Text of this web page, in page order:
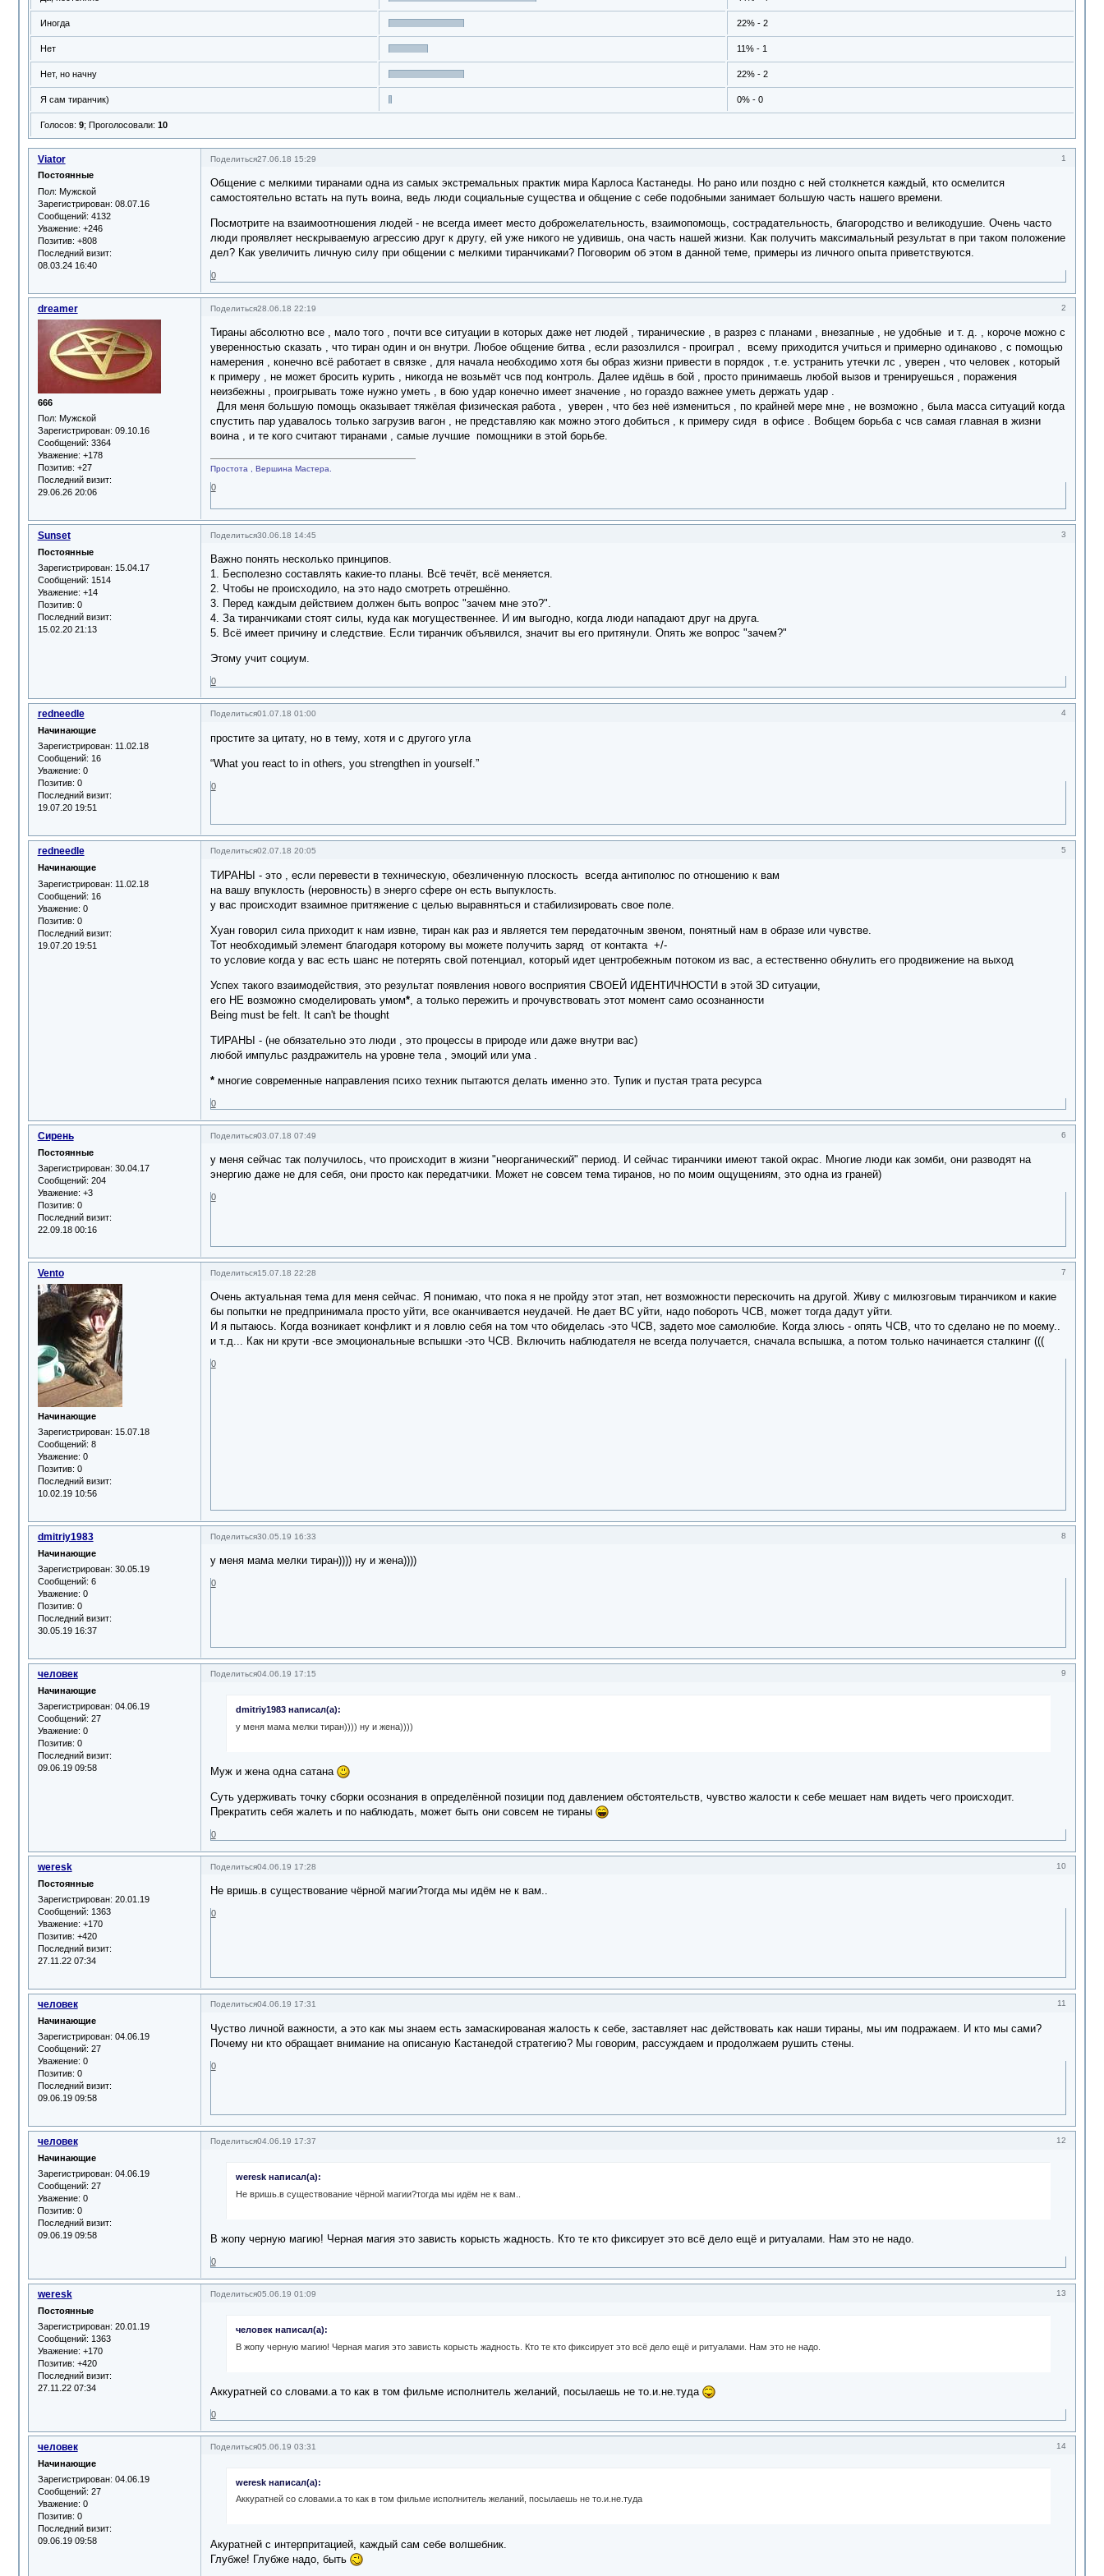
Иногда 22% - 2
Нет 11% - 1
Нет, но начну 22% - 2
Я сам тиранчик) 0% - 0
Голосов: 9; Проголосовали: 10
Поделиться 1
27.06.18 15:29
Viator
Постоянные
Пол: Мужской
Зарегистрирован: 08.07.16
Сообщений: 4132
Уважение: +246
Позитив: +808
Последний визит:
08.03.24 16:40
Общение с мелкими тиранами одна из самых экстремальных практик мира Карлоса Кастанеды. Но рано или поздно с ней столкнется каждый, кто осмелится
самостоятельно встать на путь воина, ведь люди социальные существа и общение с себе подобными занимает большую часть нашего времени.
Посмотрите на взаимоотношения людей - не всегда имеет место доброжелательность, взаимопомощь, сострадательность, благородство и великодушие. Очень часто
люди проявляет нескрываемую агрессию друг к другу, ей уже никого не удивишь, она часть нашей жизни. Как получить максимальный результат в при таком положение
дел? Как увеличить личную силу при общении с мелкими тиранчиками? Поговорим об этом в данной теме, примеры из личного опыта приветствуются.
0
Поделиться 2
28.06.18 22:19
dreamer
666
Пол: Мужской
Зарегистрирован: 09.10.16
Сообщений: 3364
Уважение: +178
Позитив: +27
Последний визит:
29.06.26 20:06
Тираны абсолютно все , мало того , почти все ситуации в которых даже нет людей , тиранические , в разрез с планами , внезапные , не удобные и т. д. , короче можно с
уверенностью сказать , что тиран один и он внутри. Любое общение битва , если разозлился - проиграл , всему приходится учиться и примерно одинаково , с помощью
намерения , конечно всё работает в связке , для начала необходимо хотя бы образ жизни привести в порядок , т.е. устранить утечки лс , уверен , что человек , который
к примеру , не может бросить курить , никогда не возьмёт чсв под контроль. Далее идёшь в бой , просто принимаешь любой вызов и тренируешься , поражения
неизбежны , проигрывать тоже нужно уметь , в бою удар конечно имеет значение , но гораздо важнее уметь держать удар .
Для меня большую помощь оказывает тяжёлая физическая работа , уверен , что без неё измениться , по крайней мере мне , не возможно , была масса ситуаций когда
спустить пар удавалось только загрузив вагон , не представляю как можно этого добиться , к примеру сидя в офисе . Вобщем борьба с чсв самая главная в жизни
воина , и те кого считают тиранами , самые лучшие помощники в этой борьбе.
Простота , Вершина Мастера.
0
Поделиться 3
30.06.18 14:45
Sunset
Постоянные
Зарегистрирован: 15.04.17
Сообщений: 1514
Уважение: +14
Позитив: 0
Последний визит:
15.02.20 21:13
Важно понять несколько принципов.
1. Бесполезно составлять какие-то планы. Всё течёт, всё меняется.
2. Чтобы не происходило, на это надо смотреть отрешённо.
3. Перед каждым действием должен быть вопрос "зачем мне это?".
4. За тиранчиками стоят силы, куда как могущественнее. И им выгодно, когда люди нападают друг на друга.
5. Всё имеет причину и следствие. Если тиранчик объявился, значит вы его притянули. Опять же вопрос "зачем?"
Этому учит социум.
0
Поделиться 4
01.07.18 01:00
redneedle
Начинающие
Зарегистрирован: 11.02.18
Сообщений: 16
Уважение: 0
Позитив: 0
Последний визит:
19.07.20 19:51
простите за цитату, но в тему, хотя и с другого угла
“What you react to in others, you strengthen in yourself.”
0
Поделиться 5
02.07.18 20:05
redneedle
Начинающие
Зарегистрирован: 11.02.18
Сообщений: 16
Уважение: 0
Позитив: 0
Последний визит:
19.07.20 19:51
ТИРАНЫ - это , если перевести в техническую, обезличенную плоскость всегда антиполюс по отношению к вам
на вашу впуклость (неровность) в энерго сфере он есть выпуклость.
у вас происходит взаимное притяжение с целью выравняться и стабилизировать свое поле.
Хуан говорил сила приходит к нам извне, тиран как раз и является тем передаточным звеном, понятный нам в образе или чувстве.
Тот необходимый элемент благодаря которому вы можете получить заряд от контакта +/-
то условие когда у вас есть шанс не потерять свой потенциал, который идет центробежным потоком из вас, а естественно обнулить его продвижение на выход
Успех такого взаимодействия, это результат появления нового восприятия СВОЕЙ ИДЕНТИЧНОСТИ в этой 3D ситуации,
его НЕ возможно смоделировать умом*, а только пережить и прочувствовать этот момент само осознанности
Being must be felt. It can't be thought
ТИРАНЫ - (не обязательно это люди , это процессы в природе или даже внутри вас)
любой импульс раздражитель на уровне тела , эмоций или ума .
*многие современные направления психо техник пытаются делать именно это. Тупик и пустая трата ресурса
0
Поделиться 6
03.07.18 07:49
Сирень
Постоянные
Зарегистрирован: 30.04.17
Сообщений: 204
Уважение: +3
Позитив: 0
Последний визит:
22.09.18 00:16
у меня сейчас так получилось, что происходит в жизни "неорганический" период. И сейчас тиранчики имеют такой окрас. Многие люди как зомби, они разводят на
энергию даже не для себя, они просто как передатчики. Может не совсем тема тиранов, но по моим ощущениям, это одна из граней)
0
Поделиться 7
15.07.18 22:28
Vento
Начинающие
Зарегистрирован: 15.07.18
Сообщений: 8
Уважение: 0
Позитив: 0
Последний визит:
10.02.19 10:56
Очень актуальная тема для меня сейчас. Я понимаю, что пока я не пройду этот этап, нет возможности перескочить на другой. Живу с милюзговым тиранчиком и какие
бы попытки не предпринимала просто уйти, все оканчивается неудачей. Не дает ВС уйти, надо побороть ЧСВ, может тогда дадут уйти.
И я пытаюсь. Когда возникает конфликт и я ловлю себя на том что обиделась -это ЧСВ, задето мое самолюбие. Когда злюсь - опять ЧСВ, что то сделано не по моему..
и т.д... Как ни крути -все эмоциональные вспышки -это ЧСВ. Включить наблюдателя не всегда получается, сначала вспышка, а потом только начинается сталкинг (((
0
Поделиться 8
30.05.19 16:33
dmitriy1983
Начинающие
Зарегистрирован: 30.05.19
Сообщений: 6
Уважение: 0
Позитив: 0
Последний визит:
30.05.19 16:37
у меня мама мелки тиран)))) ну и жена))))
0
Поделиться 9
04.06.19 17:15
человек
Начинающие
Зарегистрирован: 04.06.19
Сообщений: 27
Уважение: 0
Позитив: 0
Последний визит:
09.06.19 09:58
dmitriy1983 написал(а):
у меня мама мелки тиран)))) ну и жена))))
Муж и жена одна сатана
Суть удерживать точку сборки осознания в определённой позиции под давлением обстоятельств, чувство жалости к себе мешает нам видеть чего происходит.
Прекратить себя жалеть и по наблюдать, может быть они совсем не тираны
0
Поделиться 10
04.06.19 17:28
weresk
Постоянные
Зарегистрирован: 20.01.19
Сообщений: 1363
Уважение: +170
Позитив: +420
Последний визит:
27.11.22 07:34
Не вришь.в существование чёрной магии?тогда мы идём не к вам..
0
Поделиться 11
04.06.19 17:31
человек
Начинающие
Зарегистрирован: 04.06.19
Сообщений: 27
Уважение: 0
Позитив: 0
Последний визит:
09.06.19 09:58
Чуство личной важности, а это как мы знаем есть замаскированая жалость к себе, заставляет нас действовать как наши тираны, мы им подражаем. И кто мы сами?
Почему ни кто обращает внимание на описаную Кастанедой стратегию? Мы говорим, рассуждаем и продолжаем рушить стены.
0
Поделиться 12
04.06.19 17:37
человек
Начинающие
Зарегистрирован: 04.06.19
Сообщений: 27
Уважение: 0
Позитив: 0
Последний визит:
09.06.19 09:58
weresk написал(а):
Не вришь.в существование чёрной магии?тогда мы идём не к вам..
В жопу черную магию! Черная магия это зависть корысть жадность. Кто те кто фиксирует это всё дело ещё и ритуалами. Нам это не надо.
0
Поделиться 13
05.06.19 01:09
weresk
Постоянные
Зарегистрирован: 20.01.19
Сообщений: 1363
Уважение: +170
Позитив: +420
Последний визит:
27.11.22 07:34
человек написал(а):
В жопу черную магию! Черная магия это зависть корысть жадность. Кто те кто фиксирует это всё дело ещё и ритуалами. Нам это не надо.
Аккуратней со словами.а то как в том фильме исполнитель желаний, посылаешь не то.и.не.туда
0
Поделиться 14
05.06.19 03:31
человек
Начинающие
Зарегистрирован: 04.06.19
Сообщений: 27
Уважение: 0
Позитив: 0
Последний визит:
09.06.19 09:58
weresk написал(а):
Аккуратней со словами.а то как в том фильме исполнитель желаний, посылаешь не то.и.не.туда
Акуратней с интерпритацией, каждый сам себе волшебник.
Глубже! Глубже надо, быть